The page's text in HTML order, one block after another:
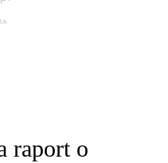
raport o